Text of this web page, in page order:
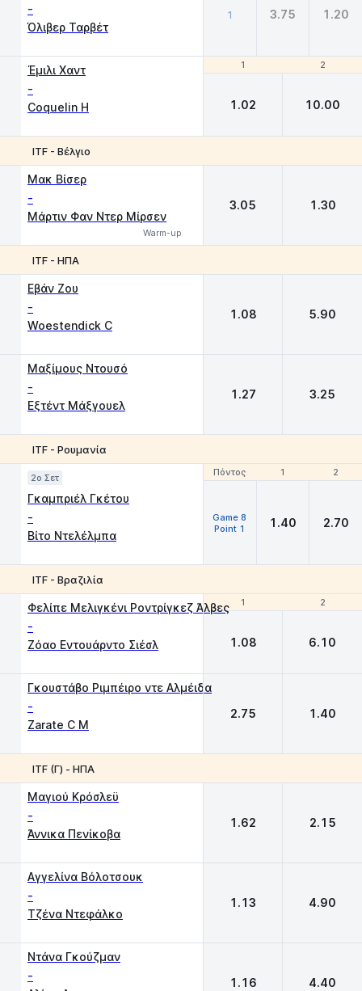
-
Όλιβερ Ταρβέτ
1 3.75 1.20
1 2
Έμιλι Χαντ
-
Coquelin H
1 2
1.02 10.00
ITF - Βέλγιο
Μακ Βίσερ
-
Μάρτιν Φαν Ντερ Μίρσεν
Warm-up
3.05 1.30
ITF - ΗΠΑ
Εβάν Ζου
-
Woestendick C
1.08 5.90
Μαξίμους Ντουσό
-
Εξτέντ Μάξγουελ
1.27 3.25
ITF - Ρουμανία
Πόντος 1 2
2o Σετ
Γκαμπριέλ Γκέτου
-
Βίτο Ντελέλμπα
Πόντος 1 2
Game 8
Point 1
1.40 2.70
ITF - Βραζιλία
1 2
Φελίπε Μελιγκένι Ροντρίγκεζ Άλβες
-
Ζόαο Εντουάρντο Σιέσλ
1 2
1.08 6.10
Γκουστάβο Ριμπέιρο ντε Αλμέιδα
-
Zarate C M
2.75 1.40
ITF (Γ) - ΗΠΑ
Μαγιού Κρόσλεϋ
-
Άννικα Πενίκοβα
1.62 2.15
Αγγελίνα Βόλοτσουκ
-
Τζένα Ντεφάλκο
1.13 4.90
Ντάνα Γκούζμαν
- 1.16 4.40